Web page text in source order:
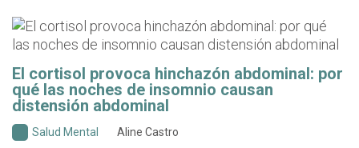
El cortisol provoca hinchazón abdominal: por
qué las noches de insomnio causan
distensión abdominal
Salud Mental Aline Castro